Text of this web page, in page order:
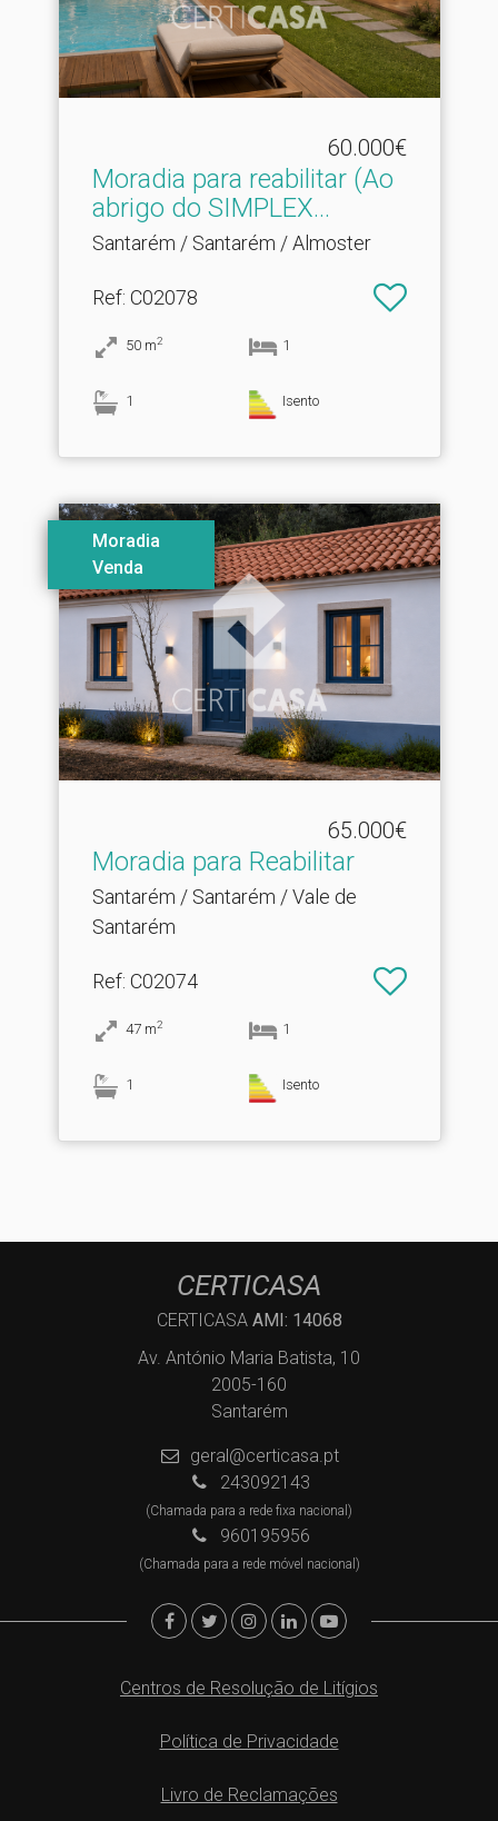
60.000€
Moradia para reabilitar (Ao
abrigo do SIMPLEX.​..
Santarém / Santarém / Almoster
Ref: C02078
50 m2 1
1 Isento
Moradia
Venda
65.000€
Moradia para Reabilitar
Santarém / Santarém / Vale de
Santarém
Ref: C02074
47 m2 1
1 Isento
CERTICASA
CERTICASA AMI: 14068
Av. António Maria Batista, 10
2005-160
Santarém
geral@certicasa.pt
243092143
(Chamada para a rede fixa nacional)
960195956
(Chamada para a rede móvel nacional)
Centros de Resolução de Litígios
Política de Privacidade
Livro de Reclamações